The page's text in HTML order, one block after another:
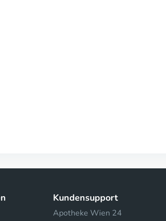
Kundensupport
Apotheke Wien 24